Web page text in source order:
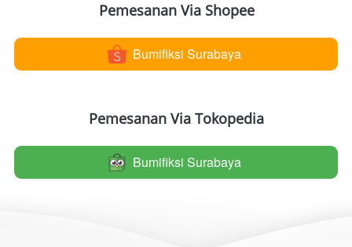
Pemesanan Via Shopee
` Bumifiksi Surabaya
Pemesanan Via Tokopedia
` Bumifiksi Surabaya